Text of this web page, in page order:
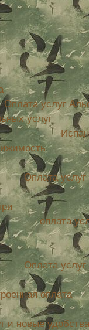
Оплата услуг
Оплата
оплата
Оплата
и новые удобства